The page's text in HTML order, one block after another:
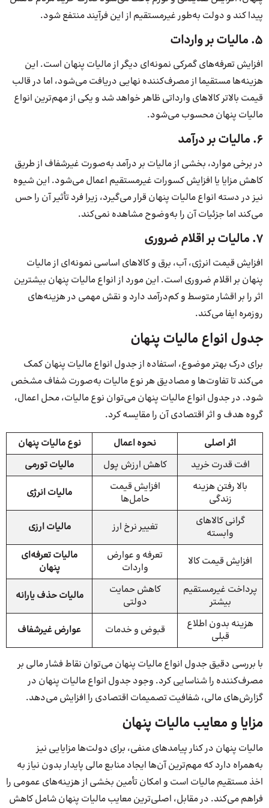
پیدا کند و دولت به‌طور غیرمستقیم از این فرآیند منتفع شود.
۵. مالیات بر واردات
افزایش تعرفه‌های گمرکی نمونه‌ای دیگر از مالیات پنهان است. این
هزینه‌ها مستقیما از مصرف‌کننده نهایی دریافت می‌شود، اما در قالب
قیمت بالاتر کالاهای وارداتی ظاهر خواهد شد و یکی از مهم‌ترین انواع
مالیات پنهان محسوب می‌شود.
۶. مالیات بر درآمد
در برخی موارد، بخشی از مالیات بر درآمد به‌صورت غیرشفاف از طریق
کاهش مزایا یا افزایش کسورات غیرمستقیم اعمال می‌شود. این شیوه
نیز در دسته انواع مالیات پنهان قرار می‌گیرد، زیرا فرد تأثیر آن را حس
می‌کند اما جزئیات آن را به‌وضوح مشاهده نمی‌کند.
۷. مالیات بر اقلام ضروری
افزایش قیمت انرژی، آب، برق و کالاهای اساسی نمونه‌ای از مالیات
پنهان بر اقلام ضروری است. این مورد از انواع مالیات پنهان بیشترین
اثر را بر اقشار متوسط و کم‌درآمد دارد و نقش مهمی در هزینه‌های
روزمره ایفا می‌کند.
جدول انواع مالیات پنهان
برای درک بهتر موضوع، استفاده از جدول انواع مالیات پنهان کمک
می‌کند تا تفاوت‌ها و مصادیق هر نوع مالیات به‌صورت شفاف مشخص
شود. در جدول انواع مالیات پنهان می‌توان نوع مالیات، محل اعمال،
گروه هدف و اثر اقتصادی آن را مقایسه کرد.
اثر اصلی نحوه اعمال
نوع مالیات پنهان
افت قدرت خرید
کاهش ارزش پول
مالیات تورمی
بالا رفتن هزینه
زندگی
افزایش قیمت
حامل‌ها
مالیات انرژی
گرانی کالاهای
وابسته
تغییر نرخ ارز مالیات ارزی
افزایش قیمت کالا
تعرفه و عوارض
واردات
مالیات تعرفه‌ای
پنهان
پرداخت غیرمستقیم
بیشتر
کاهش حمایت
دولتی
مالیات حذف یارانه
هزینه بدون اطلاع
قبلی
قبوض و خدمات عوارض غیرشفاف
با بررسی دقیق جدول انواع مالیات پنهان می‌توان نقاط فشار مالی بر
مصرف‌کننده را شناسایی کرد. وجود جدول انواع مالیات پنهان در
گزارش‌های مالی، شفافیت تصمیمات اقتصادی را افزایش می‌دهد.
مزایا و معایب مالیات پنهان
مالیات پنهان در کنار پیامدهای منفی، برای دولت‌ها مزایایی نیز
به‌همراه دارد که مهم‌ترین آن‌ها ایجاد منابع مالی پایدار بدون نیاز به
اخذ مستقیم مالیات است و امکان تأمین بخشی از هزینه‌های عمومی را
فراهم می‌کند. در مقابل، اصلی‌ترین معایب مالیات پنهان شامل کاهش